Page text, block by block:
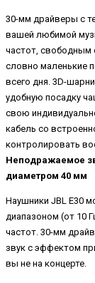
30-мм драйверы с
вашей любимой
частот, свободным
словно маленькие
всего дня. 3D-
удобную посадку
свою
кабель со
контролировать
Неподражаемое
диаметром 40 мм
Наушники JBL E30
диапазоном (от 10
частот. 30-мм
звук с эффектом
вы не на концерте.